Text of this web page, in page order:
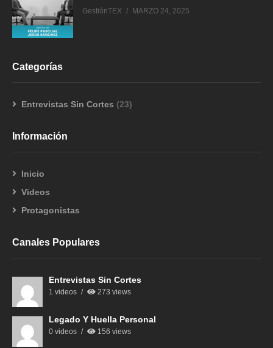
GestiónTEX MARZO 24, 2025
Categorías
Entrevistas Sin Cortes (23)
Información
Inicio
Videos
Protagonistas
Canales Populares
Entrevistas Sin Cortes
1 videos 273 views
Legado Y Huella Personal
0 videos 156 views